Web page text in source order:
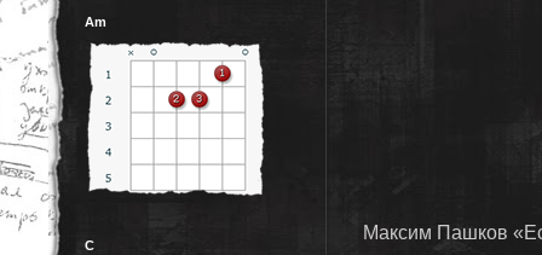
Максим Пашков
Am
C